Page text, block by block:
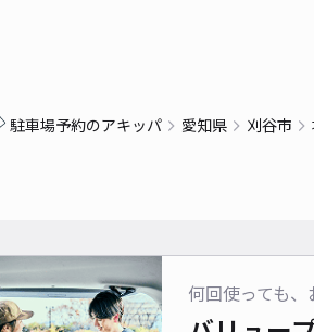
駐車場予約のアキッパ 愛知県 刈谷市
何回使っても、